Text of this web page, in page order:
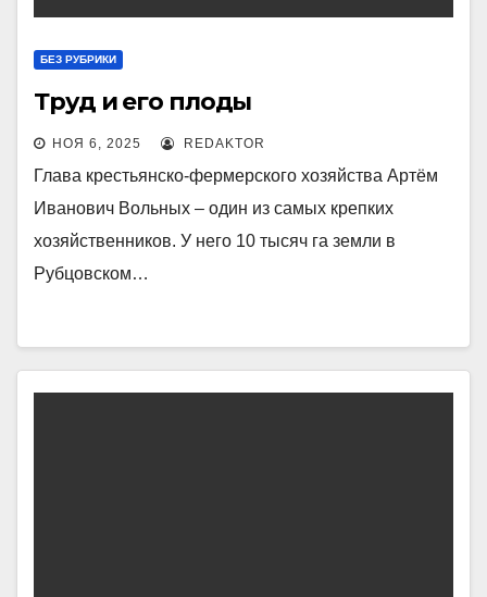
БЕЗ РУБРИКИ
Труд и его плоды
НОЯ 6, 2025 REDAKTOR
Глава крестьянско-фермерского хозяйства Артём
Иванович Вольных – один из самых крепких
хозяйственников. У него 10 тысяч га земли в
Рубцовском…